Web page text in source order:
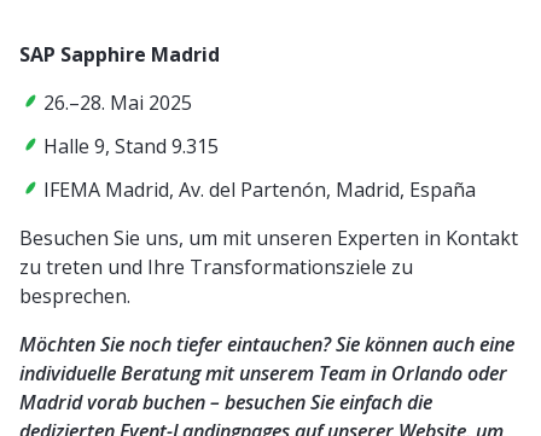
SAP Sapphire Madrid
26.–28. Mai 2025
Halle 9, Stand 9.315
IFEMA Madrid, Av. del Partenón, Madrid, España
Besuchen Sie uns, um mit unseren Experten in Kontakt
zu treten und Ihre Transformationsziele zu
besprechen.
Möchten Sie noch tiefer eintauchen? Sie können auch eine
individuelle Beratung mit unserem Team in Orlando oder
Madrid vorab buchen – besuchen Sie einfach die